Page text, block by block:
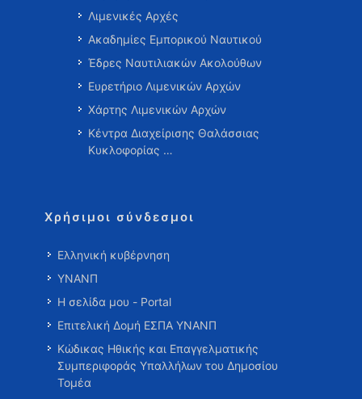
Λιμενικές Αρχές
Ακαδημίες Εμπορικού Ναυτικού
Έδρες Ναυτιλιακών Ακολούθων
Ευρετήριο Λιμενικών Αρχών
Χάρτης Λιμενικών Αρχών
Κέντρα Διαχείρισης Θαλάσσιας
Κυκλοφορίας …
Χρήσιμοι σύνδεσμοι
Ελληνική κυβέρνηση
ΥΝΑΝΠ
Η σελίδα μου - Portal
Επιτελική Δομή ΕΣΠΑ ΥΝΑΝΠ
Κώδικας Ηθικής και Επαγγελματικής
Συμπεριφοράς Υπαλλήλων του Δημοσίου
Τομέα